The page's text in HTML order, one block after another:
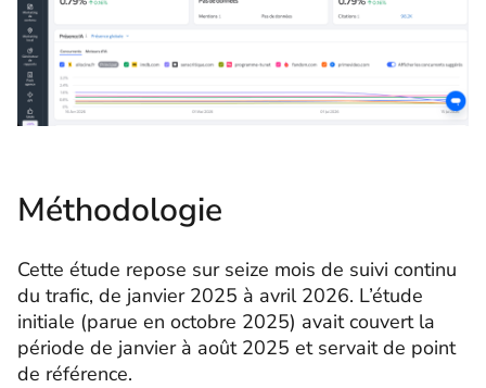
Méthodologie
Cette étude repose sur seize mois de suivi continu
du trafic, de janvier 2025 à avril 2026. L’étude
initiale (parue en octobre 2025) avait couvert la
période de janvier à août 2025 et servait de point
de référence.